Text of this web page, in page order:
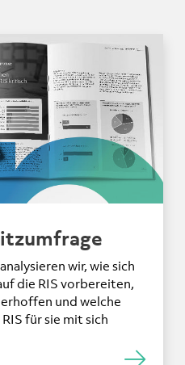
wir, wie sich
die RIS vorbereiten,
und welche
für sie mit sich